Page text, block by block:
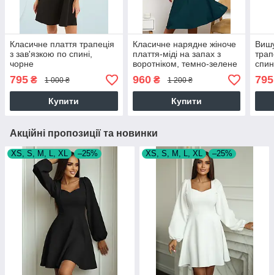
Класичне плаття трапеція
з зав'язкою по спині,
чорне
795 ₴ 1 000 ₴
Купити
Класичне нарядне жіноче
плаття-міді на запах з
воротніком, темно-зелене
960₴ 1 200 ₴
Купити
795
Акційні пропозиції та новинки
XS, S, M, L, XL –25% XS, S, M, L, XL –25%